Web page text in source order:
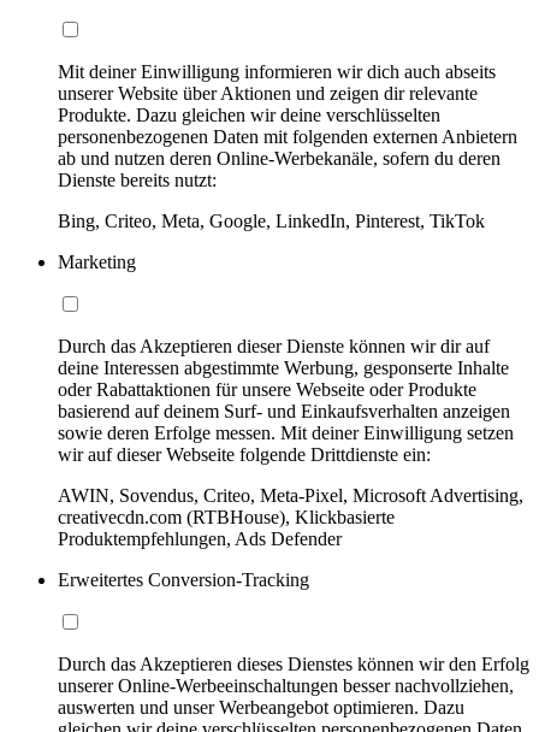
Mit deiner Einwilligung informieren wir dich auch abseits
unserer Website über Aktionen und zeigen dir relevante
Produkte. Dazu gleichen wir deine verschlüsselten
personenbezogenen Daten mit folgenden externen Anbietern
ab und nutzen deren Online-Werbekanäle, sofern du deren
Dienste bereits nutzt:
Bing, Criteo, Meta, Google, LinkedIn, Pinterest, TikTok
Marketing
Durch das Akzeptieren dieser Dienste können wir dir auf
deine Interessen abgestimmte Werbung, gesponserte Inhalte
oder Rabattaktionen für unsere Webseite oder Produkte
basierend auf deinem Surf- und Einkaufsverhalten anzeigen
sowie deren Erfolge messen. Mit deiner Einwilligung setzen
wir auf dieser Webseite folgende Drittdienste ein:
AWIN, Sovendus, Criteo, Meta-Pixel, Microsoft Advertising,
creativecdn.com (RTBHouse), Klickbasierte
Produktempfehlungen, Ads Defender
Erweitertes Conversion-Tracking
Durch das Akzeptieren dieses Dienstes können wir den Erfolg
unserer Online-Werbeeinschaltungen besser nachvollziehen,
auswerten und unser Werbeangebot optimieren. Dazu